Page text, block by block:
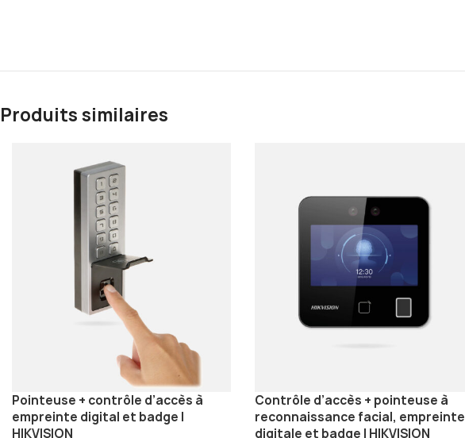
Produits similaires
Pointeuse + contrôle d’accès à
empreinte digital et badge |
HIKVISION
Contrôle d’accès + pointeuse à
reconnaissance facial, empreinte
digitale et badge | HIKVISION